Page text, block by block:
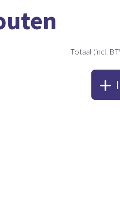
Totaal (incl.